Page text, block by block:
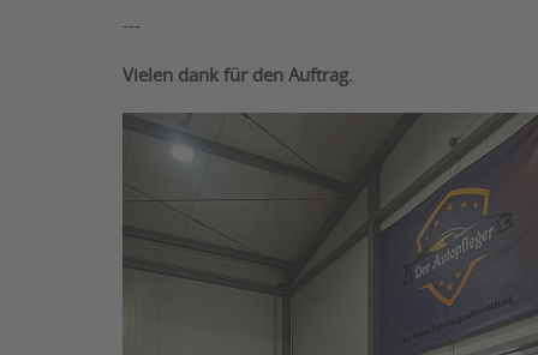
---
Vielen dank für den Auftrag.